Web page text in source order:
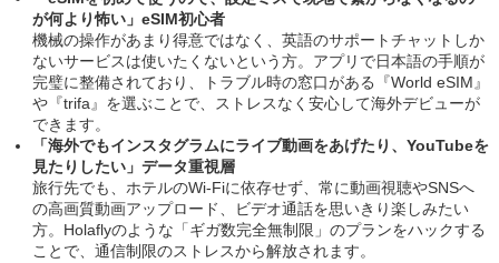
が何より怖い」eSIM初心者
機械の操作があまり得意ではなく、英語のサポートチャットしか
ないサービスは使いたくないという方。アプリで日本語の手順が
完璧に整備されており、トラブル時の窓口がある『World eSIM』
や『trifa』を選ぶことで、ストレスなく安心して海外デビューが
できます。
「海外でもインスタグラムにライブ動画をあげたり、YouTubeを
見たりしたい」データ重視層
旅行先でも、ホテルのWi-Fiに依存せず、常に動画視聴やSNSへ
の高画質動画アップロード、ビデオ通話を思いきり楽しみたい
方。Holaflyのような「ギガ数完全無制限」のプランをハックする
ことで、通信制限のストレスから解放されます。